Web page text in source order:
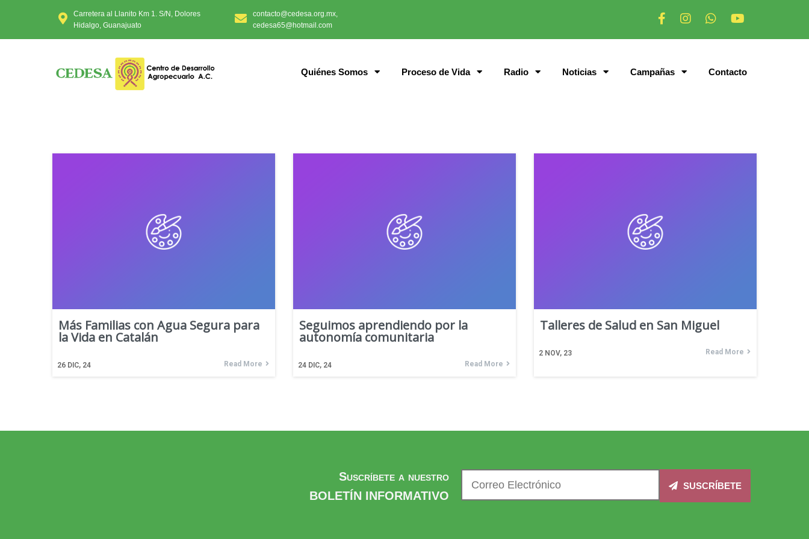
Carretera al Llanito Km 1. S/N, Dolores
Hidalgo, Guanajuato
contacto@cedesa.org.mx,
cedesa65@hotmail.com
Quiénes Somos Proceso de Vida Radio Noticias Campañas Contacto
Más Familias con Agua Segura para
la Vida en Catalán
26 DIC, 24 Read More
Seguimos aprendiendo por la
autonomía comunitaria
24 DIC, 24 Read More
Talleres de Salud en San Miguel
2 NOV, 23 Read More
Suscríbete a nuestro
BOLETÍN INFORMATIVO
SUSCRÍBETE